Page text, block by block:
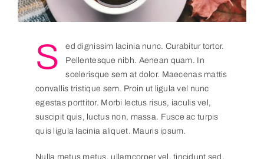
S
ed dignissim lacinia nunc. Curabitur tortor.
Pellentesque nibh. Aenean quam. In
scelerisque sem at dolor. Maecenas mattis
convallis tristique sem. Proin ut ligula vel nunc
egestas porttitor. Morbi lectus risus, iaculis vel,
suscipit quis, luctus non, massa. Fusce ac turpis
quis ligula lacinia aliquet. Mauris ipsum.
Nulla metus metus, ullamcorper vel, tincidunt sed,